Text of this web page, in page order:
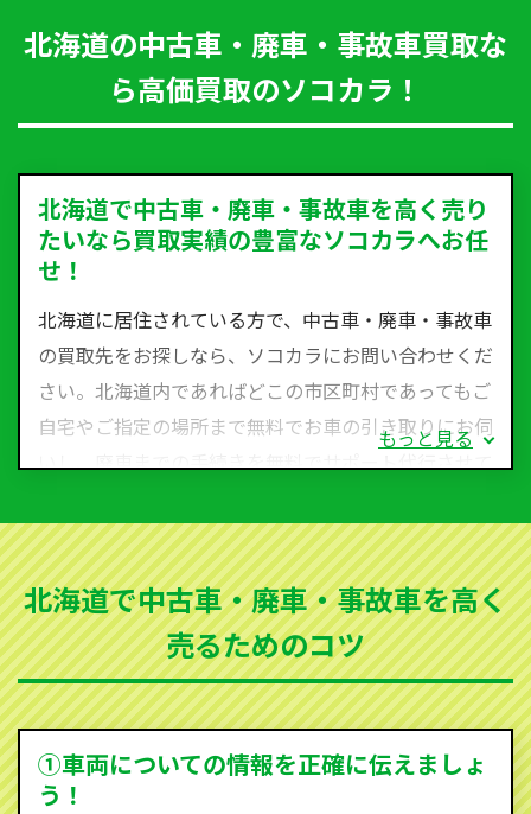
北海道の中古車・廃車・事故車買取な
ら高価買取のソコカラ！
北海道で中古車・廃車・事故車を高く売り
たいなら買取実績の豊富なソコカラへお任
せ！
北海道に居住されている方で、中古車・廃車・事故車
の買取先をお探しなら、ソコカラにお問い合わせくだ
さい。北海道内であればどこの市区町村であってもご
自宅やご指定の場所まで無料でお車の引き取りにお伺
いし、廃車までの手続きを無料でサポート代行させて
など動かない車、水害車、不動車、乗らなくなってし
まった車、車検が切れて動かすことができない車でも
買取可能です。
ソコカラは世界１１０か国に独自の販売ネットワーク
を持ち、国内に自社物流網、自社ヤードをもっている
ため、中間マージンがかかりません。だから高価買取
を実現し、お客様に利益を還元することができるので
す。
もっと見る
北海道で中古車・廃車・事故車を高く
売るためのコツ
①車両についての情報を正確に伝えましょ
う！